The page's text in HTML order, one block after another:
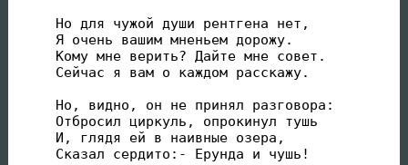
Но для чужой души рентгена нет,
Я очень вашим мненьем дорожу.
Кому мне верить? Дайте мне совет.
Сейчас я вам о каждом расскажу.
Но, видно, он не принял разговора:
Отбросил циркуль, опрокинул тушь
И, глядя ей в наивные озера,
Сказал сердито:- Ерунда и чушь!